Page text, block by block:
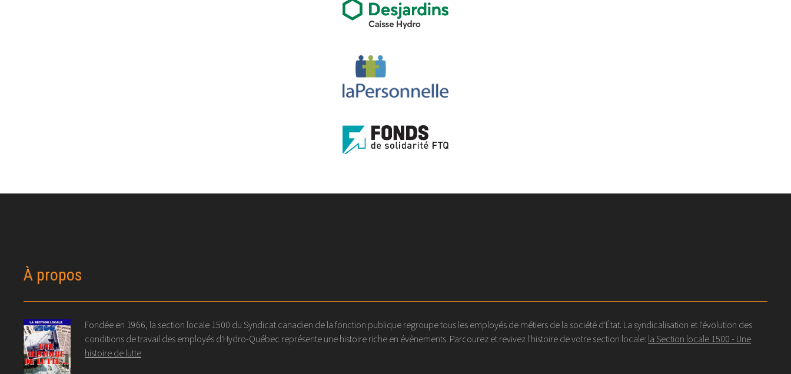
À propos
Fondée en 1966, la section locale 1500 du Syndicat canadien de la fonction publique regroupe tous les employés de métiers de la société d'État. La syndicalisation et l'évolution des
conditions de travail des employés d'Hydro-Québec représente une histoire riche en évènements. Parcourez et revivez l'histoire de votre section locale: la Section locale 1500 - Une
histoire de lutte